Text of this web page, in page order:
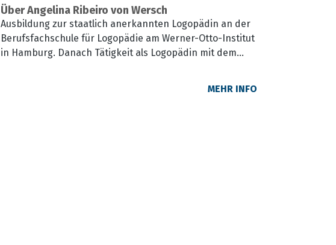
Über Angelina Ribeiro von Wersch
Ausbildung zur staatlich anerkannten Logopädin an der
Berufsfachschule für Logopädie am Werner-Otto-Institut
in Hamburg. Danach Tätigkeit als Logopädin mit dem
der Psychologie an den Universitäten Hamburg und
MEHR INFO